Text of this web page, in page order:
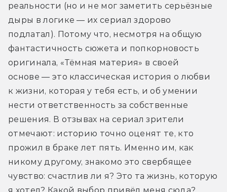
реальности (но и не мог заметить серьёзные
дыры в логике — их сериал здорово
подлатал). Потому что, несмотря на общую
фантастичность сюжета и попкорновость
оригинала, «Тёмная материя» в своей
основе — это классическая история о любви
к жизни, которая у тебя есть, и об умении
нести ответственность за собственные
решения. В отзывах на сериал зрители
отмечают: историю точно оценят те, кто
прожил в браке лет пять. Именно им, как
никому другому, знакомо это свербящее
чувство: счастлив ли я? Это та жизнь, которую
я хотел? Какой выбор привёл меня сюда?